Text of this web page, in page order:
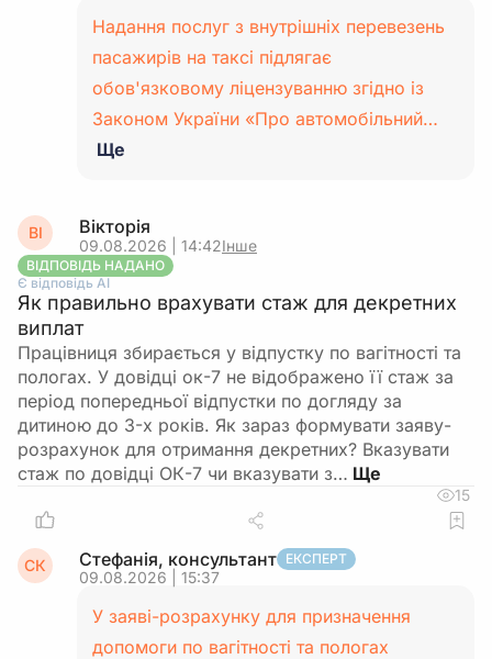
Надання послуг з внутрішніх перевезень
пасажирів на таксі підлягає
обов'язковому ліцензуванню згідно із
Законом України «Про автомобільний…
Ще
ВІ Вікторія
09.08.2026 | 14:42Інше
ВІДПОВІДЬ НАДАНО
Є відповідь АІ
Як правильно врахувати стаж для декретних
виплат
Працівниця збирається у відпустку по вагітності та
пологах. У довідці ок-7 не відображено її стаж за
період попередньої відпустки по догляду за
дитиною до 3-х років. Як зараз формувати заяву-
розрахунок для отримання декретних? Вказувати
стаж по довідці ОК-7 чи вказувати з…
15
СК Стефанія, консультант ЕКСПЕРТ
09.08.2026 | 15:37
У заяві-розрахунку для призначення
допомоги по вагітності та пологах